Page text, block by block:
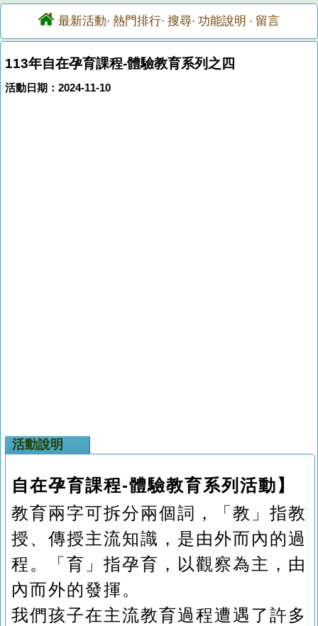
最新活動· 熱門排行· 搜尋· 功能說明 · 留言
113年自在孕育課程-體驗教育系列之四
活動日期：2024-11-10
活動說明
自在孕育課程-體驗教育系列活動】
教育兩字可拆分兩個詞，「教」指教
授、傳授主流知識，是由外而內的過
程。「育」指孕育，以觀察為主，由
內而外的發揮。
我們孩子在主流教育過程遭遇了許多